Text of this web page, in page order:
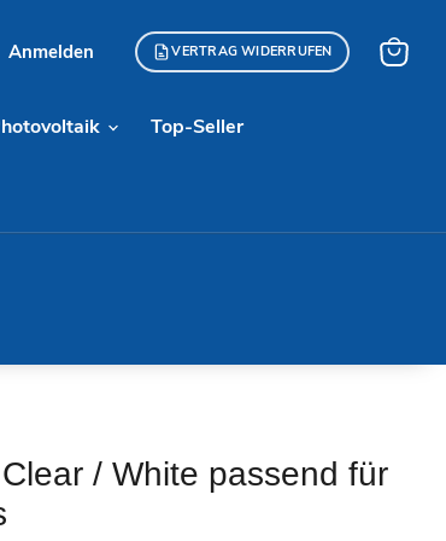
Anmelden VERTRAG WIDERRUFEN
Top-Seller
/ White passend für